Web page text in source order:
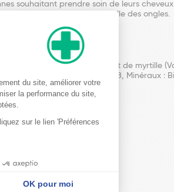
souhaitant prendre soin de leurs
consolidant la beauté naturelle des ongles.
: Bisglycinate de zinc, Extrait de myrtille
gras, Vitamines : B5, B6, B8, Minéraux :